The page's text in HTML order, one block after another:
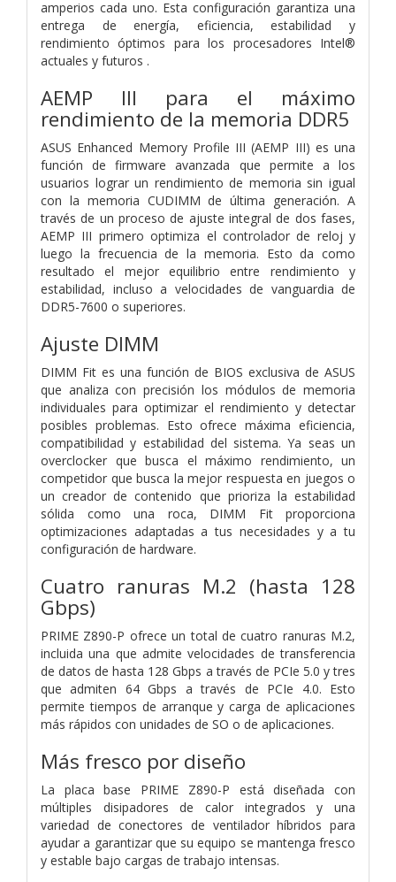
amperios cada uno. Esta configuración garantiza una
entrega de energía, eficiencia, estabilidad y
rendimiento óptimos para los procesadores Intel®
actuales y futuros .
AEMP III para el máximo
rendimiento de la memoria DDR5
ASUS Enhanced Memory Profile III (AEMP III) es una
función de firmware avanzada que permite a los
usuarios lograr un rendimiento de memoria sin igual
con la memoria CUDIMM de última generación. A
través de un proceso de ajuste integral de dos fases,
AEMP III primero optimiza el controlador de reloj y
luego la frecuencia de la memoria. Esto da como
resultado el mejor equilibrio entre rendimiento y
estabilidad, incluso a velocidades de vanguardia de
DDR5-7600 o superiores.
Ajuste DIMM
DIMM Fit es una función de BIOS exclusiva de ASUS
que analiza con precisión los módulos de memoria
individuales para optimizar el rendimiento y detectar
posibles problemas. Esto ofrece máxima eficiencia,
compatibilidad y estabilidad del sistema. Ya seas un
overclocker que busca el máximo rendimiento, un
competidor que busca la mejor respuesta en juegos o
un creador de contenido que prioriza la estabilidad
sólida como una roca, DIMM Fit proporciona
optimizaciones adaptadas a tus necesidades y a tu
configuración de hardware.
Cuatro ranuras M.2 (hasta 128
Gbps)
PRIME Z890-P ofrece un total de cuatro ranuras M.2,
incluida una que admite velocidades de transferencia
de datos de hasta 128 Gbps a través de PCIe 5.0 y tres
que admiten 64 Gbps a través de PCIe 4.0. Esto
permite tiempos de arranque y carga de aplicaciones
más rápidos con unidades de SO o de aplicaciones.
Más fresco por diseño
La placa base PRIME Z890-P está diseñada con
múltiples disipadores de calor integrados y una
variedad de conectores de ventilador híbridos para
ayudar a garantizar que su equipo se mantenga fresco
y estable bajo cargas de trabajo intensas.